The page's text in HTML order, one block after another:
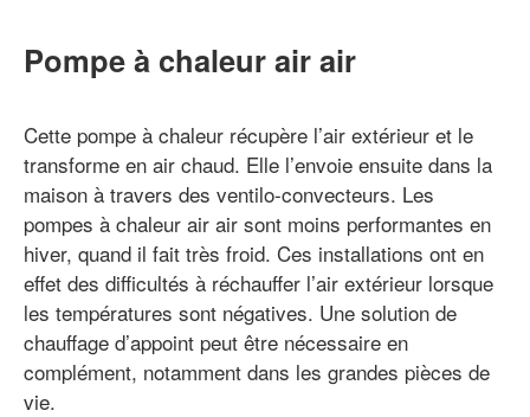
Pompe à chaleur air air
Cette pompe à chaleur récupère l’air extérieur et le
transforme en air chaud. Elle l’envoie ensuite dans la
maison à travers des ventilo-convecteurs. Les
pompes à chaleur air air sont moins performantes en
hiver, quand il fait très froid. Ces installations ont en
effet des difficultés à réchauffer l’air extérieur lorsque
les températures sont négatives. Une solution de
chauffage d’appoint peut être nécessaire en
complément, notamment dans les grandes pièces de
vie.